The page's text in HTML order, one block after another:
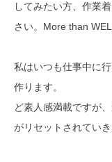
してみたい方、作業
さい。More than
私はいつも仕事中に
作ります。
ど素人感満載ですが
がリセットされていき